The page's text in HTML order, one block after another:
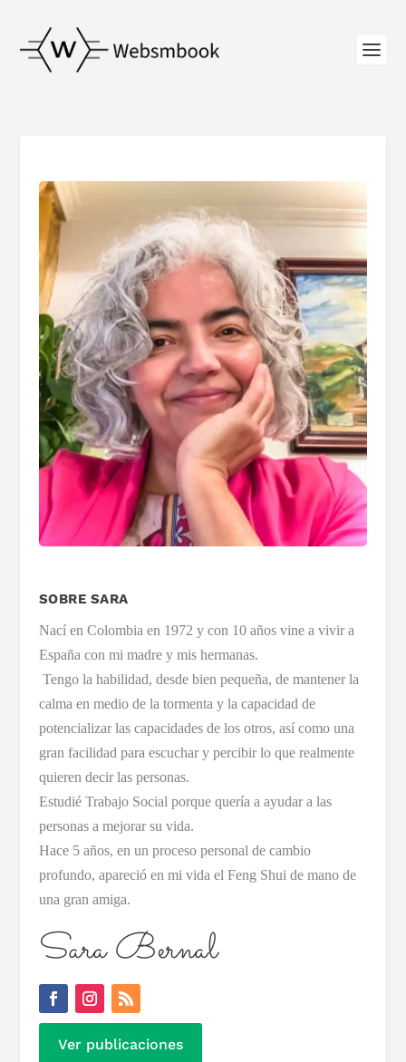
SOBRE SARA
Nací en Colombia en 1972 y con 10 años vine a vivir a
España con mi madre y mis hermanas.
Tengo la habilidad, desde bien pequeña, de mantener la
calma en medio de la tormenta y la capacidad de
potencializar las capacidades de los otros, así como una
gran facilidad para escuchar y percibir lo que realmente
quieren decir las personas.
Estudié Trabajo Social porque quería a ayudar a las
personas a mejorar su vida.
Hace 5 años, en un proceso personal de cambio
profundo, apareció en mi vida el Feng Shui de mano de
una gran amiga.
Sara Bernal
Ver publicaciones